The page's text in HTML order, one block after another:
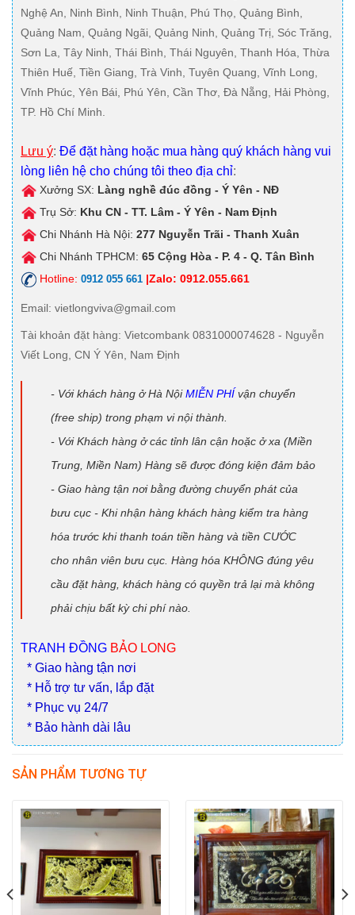
Nghệ An, Ninh Bình, Ninh Thuận, Phú Thọ, Quảng Bình,
Quảng Nam, Quảng Ngãi, Quảng Ninh, Quảng Trị, Sóc Trăng,
Sơn La, Tây Ninh, Thái Bình, Thái Nguyên, Thanh Hóa, Thừa
Thiên Huế, Tiền Giang, Trà Vinh, Tuyên Quang, Vĩnh Long,
Vĩnh Phúc, Yên Bái, Phú Yên, Cần Thơ, Đà Nẵng, Hải Phòng,
TP. Hồ Chí Minh.
Lưu ý: Để đặt hàng hoặc mua hàng quý khách hàng vui
lòng liên hệ cho chúng tôi theo địa chỉ:
Xưởng SX: Làng nghề đúc đồng - Ý Yên - NĐ
Trụ Sở: Khu CN - TT. Lâm - Ý Yên - Nam Định
Chi Nhánh Hà Nội: 277 Nguyễn Trãi - Thanh Xuân
Chi Nhánh TPHCM: 65 Cộng Hòa - P. 4 - Q. Tân Bình
Hotline: 0912 055 661 |Zalo: 0912.055.661
Email: vietlongviva@gmail.com
Tài khoản đặt hàng: Vietcombank 0831000074628 - Nguyễn
Viết Long, CN Ý Yên, Nam Định
- Với khách hàng ở Hà NộiMIỄN PHÍ vận chuyển
(free ship) trong phạm vi nội thành.
- Với Khách hàng ở các tỉnh lân cận hoặc ở xa (Miền
Trung, Miền Nam) Hàng sẽ được đóng kiện đảm bảo
- Giao hàng tận nơi bằng đường chuyển phát của
bưu cục - Khi nhận hàng khách hàng kiểm tra hàng
hóa trước khi thanh toán tiền hàng và tiền CƯỚC
cho nhân viên bưu cục. Hàng hóa KHÔNG đúng yêu
cầu đặt hàng, khách hàng có quyền trả lại mà không
phải chịu bất kỳ chi phí nào.
TRANH ĐỒNG BẢO LONG
* Giao hàng tận nơi
* Hỗ trợ tư vấn, lắp đặt
* Phục vụ 24/7
* Bảo hành dài lâu
SẢN PHẨM TƯƠNG TỰ